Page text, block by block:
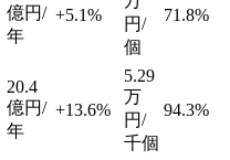
億円/
年
+5.1%
円/
個
71.8%
20.4
億円/
年
+13.6%
5.29
万
円/
千個
94.3%